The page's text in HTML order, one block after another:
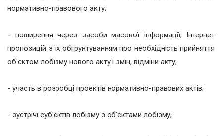
нормативно-правового акту;
- поширення через засоби масової інформації, Інтернет
пропозицій з їх обгрунтуванням про необхідність прийняття
об'єктом лобізму нового акту і змін, відміни акту;
- участь в розробці проектів нормативно-правових актів;
- зустрічі суб'єктів лобізму з об'єктами лобізму;